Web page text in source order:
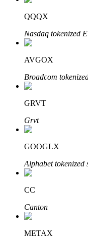
Aprenda a apostar
QQQX
Nasdaq tokenized
AVGOX
Broadcom
GRVT
Grvt
GOOGLX
Alphabet tokenized
CC
Canton
METAX